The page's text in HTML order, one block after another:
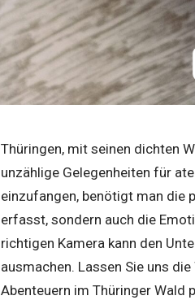
Thüringen, mit seinen dichten
unzählige Gelegenheiten für
einzufangen, benötigt man die
erfasst, sondern auch die
richtigen Kamera kann den
ausmachen. Lassen Sie uns
Abenteuern im Thüringer Wald